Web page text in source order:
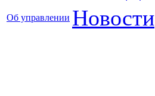
Об управлении Новости